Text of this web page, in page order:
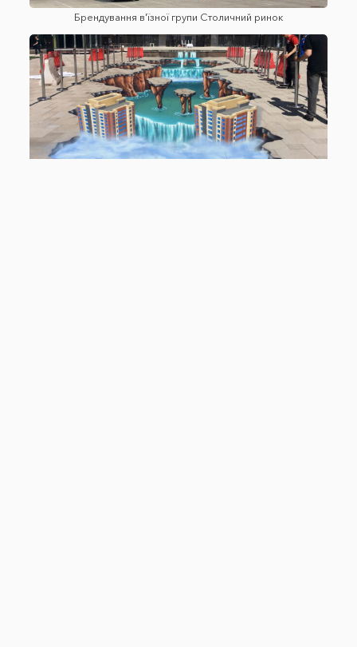
Брендування в'їзної групи Столичний ринок